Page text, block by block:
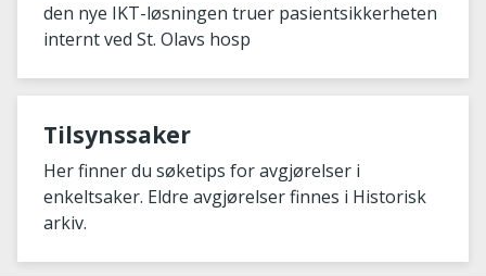
den nye IKT-løsningen truer pasientsikkerheten
internt ved St. Olavs hosp
Tilsynssaker
Her finner du søketips for avgjørelser i
enkeltsaker. Eldre avgjørelser finnes i Historisk
arkiv.